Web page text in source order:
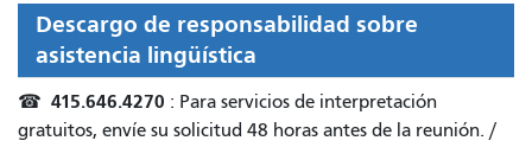
Descargo de responsabilidad sobre
asistencia lingüística
☎ 415.646.4270 : Para servicios de interpretación
gratuitos, envíe su solicitud 48 horas antes de la reunión. /